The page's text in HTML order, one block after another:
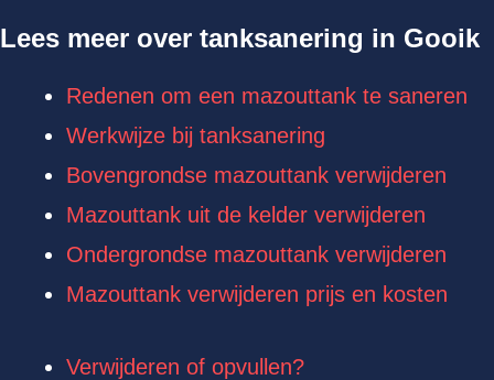
Lees meer over tanksanering in Gooik
Redenen om een mazouttank te saneren
Werkwijze bij tanksanering
Bovengrondse mazouttank verwijderen
Mazouttank uit de kelder verwijderen
Ondergrondse mazouttank verwijderen
Mazouttank verwijderen prijs en kosten
Verwijderen of opvullen?